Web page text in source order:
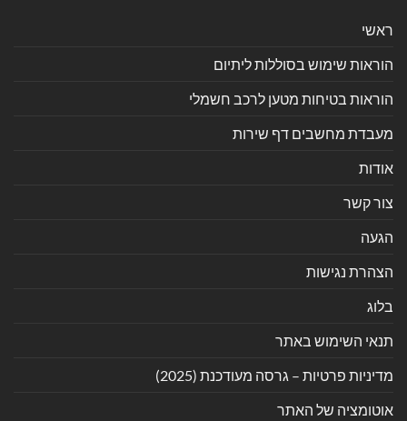
ראשי
הוראות שימוש בסוללות ליתיום
הוראות בטיחות מטען לרכב חשמלי
מעבדת מחשבים דף שירות
אודות
צור קשר
הגעה
הצהרת נגישות
בלוג
תנאי השימוש באתר
מדיניות פרטיות – גרסה מעודכנת (2025)
אוטומציה של האתר